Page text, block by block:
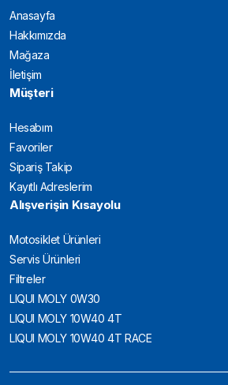
Anasayfa
Hakkımızda
Mağaza
İletişim
Müşteri
Hesabım
Favoriler
Sipariş Takip
Kayıtlı Adreslerim
Alışverişin Kısayolu
Motosiklet Ürünleri
Servis Ürünleri
Filtreler
LIQUI MOLY 0W30
LIQUI MOLY 10W40 4T
LIQUI MOLY 10W40 4T RACE